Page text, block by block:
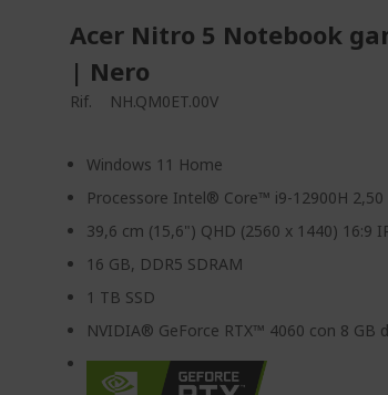
Acer Nitro 5 Notebook
| Nero
Rif. NH.QM0ET.00V
Windows 11 Home
Processore Intel® Core™ i9-12900H 2,50
39,6 cm (15,6") QHD (2560 x 1440) 16:9
16 GB, DDR5 SDRAM
1 TB SSD
NVIDIA® GeForce RTX™ 4060 con 8 GB